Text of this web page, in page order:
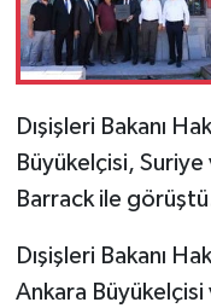
Dışişleri Bakanı
Büyükelçisi,
Barrack ile
Dışişleri Bakanı
Ankara Büyükelçisi
GENEL
Güvenlik
HABERDE
İNSAN